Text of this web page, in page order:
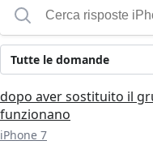
Tutte le domande
dopo aver sostituito il
funzionano
iPhone 7